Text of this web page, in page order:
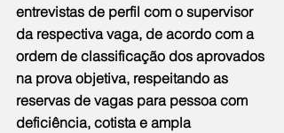
entrevistas de perfil com o supervisor
da respectiva vaga, de acordo com a
ordem de classificação dos aprovados
na prova objetiva, respeitando as
reservas de vagas para pessoa com
deficiência, cotista e ampla